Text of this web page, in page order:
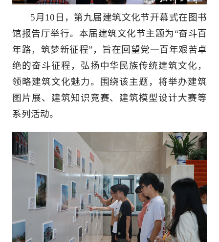
5月10日，第九届建筑文化节开幕式在图书
馆报告厅举行。本届建筑文化节主题为“奋斗百
年路，筑梦新征程”，旨在回望党一百年艰苦卓
绝的奋斗征程，弘扬中华民族传统建筑文化，
领略建筑文化魅力。围绕该主题，将举办建筑
图片展、建筑知识竞赛、建筑模型设计大赛等
系列活动。